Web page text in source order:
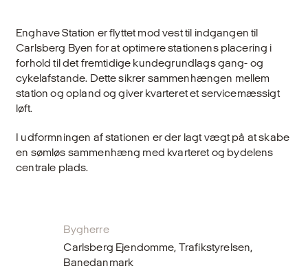
Enghave Station er flyttet mod vest til indgangen til
Carlsberg Byen for at optimere stationens placering i
forhold til det fremtidige kundegrundlags gang- og
cykelafstande. Dette sikrer sammenhængen mellem
station og opland og giver kvarteret et servicemæssigt
løft.
I udformningen af stationen er der lagt vægt på at skabe
en sømløs sammenhæng med kvarteret og bydelens
centrale plads.
Bygherre
Carlsberg Ejendomme, Trafikstyrelsen,
Banedanmark